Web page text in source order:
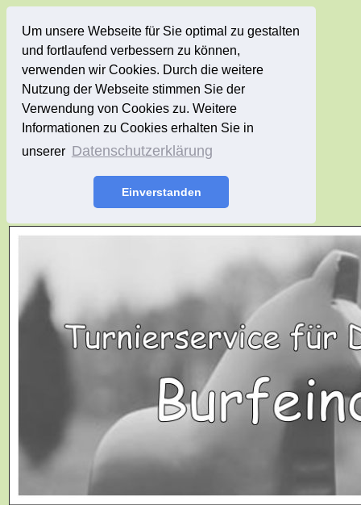
Um unsere Webseite für Sie optimal zu gestalten
und fortlaufend verbessern zu können,
verwenden wir Cookies. Durch die weitere
Nutzung der Webseite stimmen Sie der
Verwendung von Cookies zu. Weitere
Informationen zu Cookies erhalten Sie in
unserer Datenschutzerklärung
Einverstanden